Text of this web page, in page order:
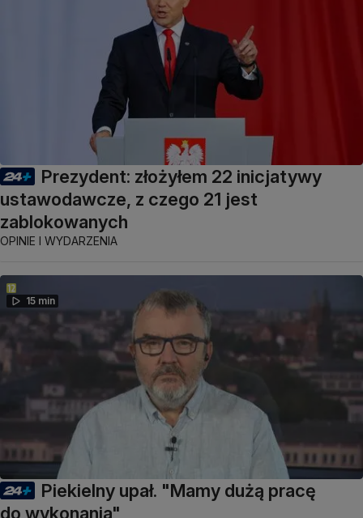
Prezydent: złożyłem 22 inicjatywy
ustawodawcze, z czego 21 jest
zablokowanych
OPINIE I WYDARZENIA
15 min
Piekielny upał. "Mamy dużą pracę
do wykonania"